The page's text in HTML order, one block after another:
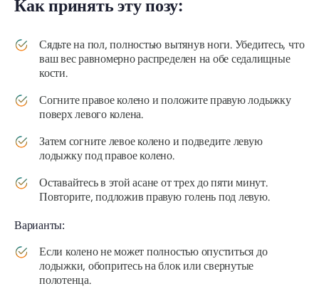
Как принять эту позу:
Сядьте на пол, полностью вытянув ноги. Убедитесь, что
ваш вес равномерно распределен на обе седалищные
кости.
Согните правое колено и положите правую лодыжку
поверх левого колена.
Затем согните левое колено и подведите левую
лодыжку под правое колено.
Оставайтесь в этойасане от трех до пяти минут.
Повторите, подложив правую голень под левую.
Варианты:
Если колено не может полностью опуститься до
лодыжки, обопритесь на блок или свернутые
полотенца.